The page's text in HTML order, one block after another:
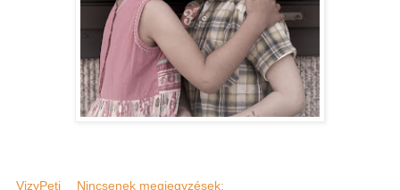
VizyPeti Nincsenek megjegyzések: